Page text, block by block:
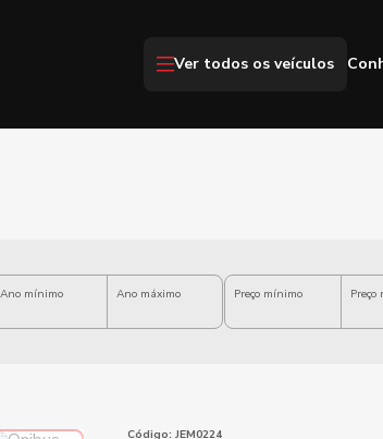
Ver todos os veículos
Ano mínimo Ano máximo Preço mínimo Preço
Código: JEM0224